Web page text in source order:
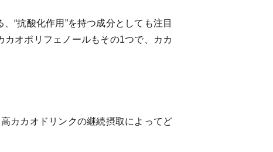
“抗酸化作用”を持つ成分としても注目
オポリフェノールもその1つで、カカ
カカオドリンクの継続摂取によってど